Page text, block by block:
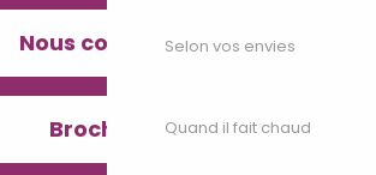
Selon vos envies
Quand il fait chaud
Nous contacter
Brochures